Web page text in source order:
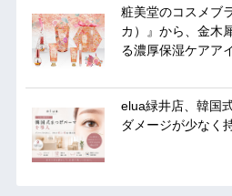
粧美堂のコスメブ
カ）』から、金木
る濃厚保湿ケアア
elua緑井店、韓国
ダメージが少なく